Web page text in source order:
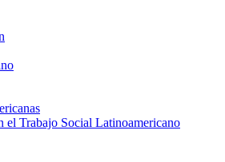
el Trabajo Social Latinoamericano